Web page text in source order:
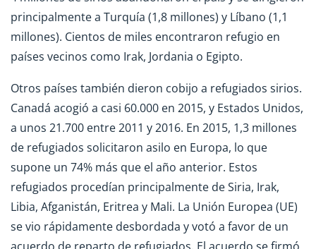
principalmente a Turquía (1,8 millones) y Líbano (1,1
millones). Cientos de miles encontraron refugio en
países vecinos como Irak, Jordania o Egipto.
Otros países también dieron cobijo a refugiados sirios.
Canadá acogió a casi 60.000 en 2015, y Estados Unidos,
a unos 21.700 entre 2011 y 2016. En 2015, 1,3 millones
de refugiados solicitaron asilo en Europa, lo que
supone un 74% más que el año anterior. Estos
refugiados procedían principalmente de Siria, Irak,
Libia, Afganistán, Eritrea y Mali. La Unión Europea (UE)
se vio rápidamente desbordada y votó a favor de un